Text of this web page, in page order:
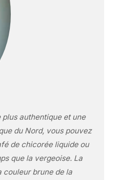
authentique et une
du Nord, vous pouvez
de chicorée liquide ou
que la vergeoise. La
brune de la